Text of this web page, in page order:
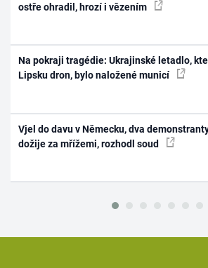
ostře ohradil, hrozí i vězením
Na pokraji tragédie: Ukrajinské letadlo,
Lipsku dron, bylo naložené municí
Vjel do davu v Německu, dva
dožije za mřížemi, rozhodl soud